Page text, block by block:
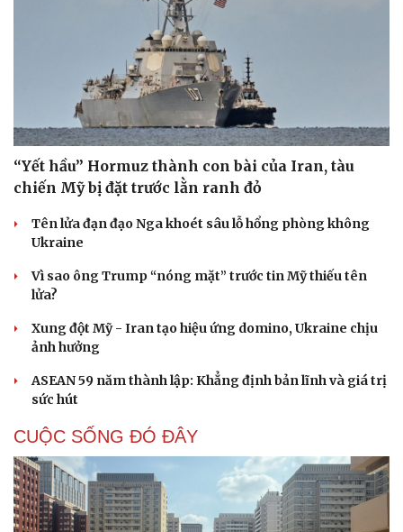
“Yết hầu” Hormuz thành con bài của Iran, tàu
chiến Mỹ bị đặt trước lằn ranh đỏ
Tên lửa đạn đạo Nga khoét sâu lỗ hổng phòng không
Ukraine
Vì sao ông Trump “nóng mặt” trước tin Mỹ thiếu tên
lửa?
Xung đột Mỹ - Iran tạo hiệu ứng domino, Ukraine chịu
ảnh hưởng
ASEAN 59 năm thành lập: Khẳng định bản lĩnh và giá trị
sức hút
CUỘC SỐNG ĐÓ ĐÂY